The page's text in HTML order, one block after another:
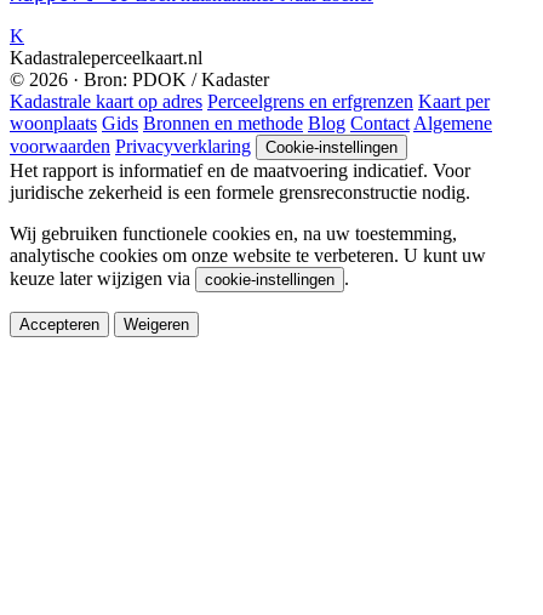
K
Kadastraleperceelkaart.nl
© 2026 · Bron: PDOK / Kadaster
Kadastrale kaart op adres Perceelgrens en erfgrenzen Kaart per
woonplaats Gids Bronnen en methode Blog Contact Algemene
voorwaarden Privacyverklaring Cookie-instellingen
Het rapport is informatief en de maatvoering indicatief. Voor
juridische zekerheid is een formele grensreconstructie nodig.
Wij gebruiken functionele cookies en, na uw toestemming,
analytische cookies om onze website te verbeteren. U kunt uw
keuze later wijzigen via
cookie-instellingen .
Accepteren Weigeren